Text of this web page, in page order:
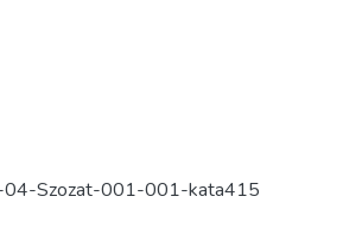
Szozat-001-001-kata415